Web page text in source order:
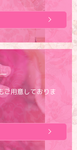
ご用意しておりま